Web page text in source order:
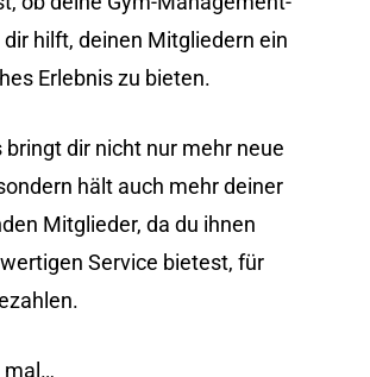
hilft, deinen Mitgliedern ein
Erlebnis zu bieten.
bringt dir nicht nur mehr neue
hält auch mehr deiner
Mitglieder, da du ihnen
Service bietest, für
mal…